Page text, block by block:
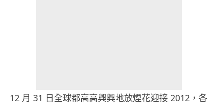
12 月 31 日全球都高高興興地放煙花迎接 2012，各